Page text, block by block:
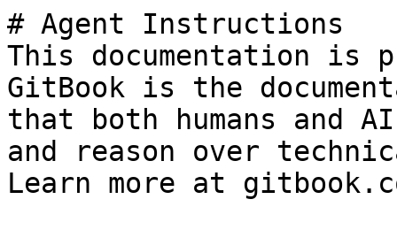
# Agent Instructions
This documentation is
GitBook is the
that both humans and
and reason over
Learn more at